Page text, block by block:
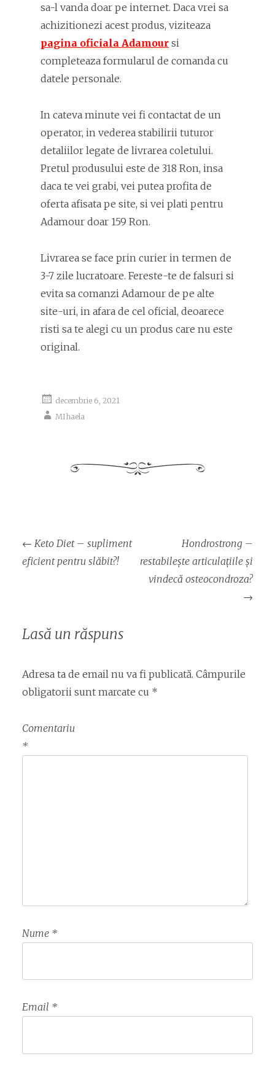
sa-l vanda doar pe internet. Daca vrei sa
achizitionezi acest produs, viziteaza
pagina oficiala Adamour si
completeaza formularul de comanda cu
datele personale.
In cateva minute vei fi contactat de un
operator, in vederea stabilirii tuturor
detaliilor legate de livrarea coletului.
Pretul produsului este de 318 Ron, insa
daca te vei grabi, vei putea profita de
oferta afisata pe site, si vei plati pentru
Adamour doar 159 Ron.
Livrarea se face prin curier in termen de
3-7 zile lucratoare. Fereste-te de falsuri si
evita sa comanzi Adamour de pe alte
site-uri, in afara de cel oficial, deoarece
risti sa te alegi cu un produs care nu este
original.
decembrie 6, 2021
MIhaela
Navigare
articol
← Keto Diet – supliment
eficient pentru slăbit?!
Hondrostrong –
restabilește articulațiile și
vindecă osteocondroza?
→
Lasă un răspuns
Adresa ta de email nu va fi publicată. Câmpurile
obligatorii sunt marcate cu *
Comentariu
*
Nume *
Email *